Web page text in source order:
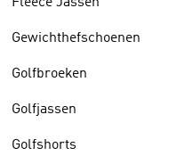
Gewichthefschoenen
Golfbroeken
Golfjassen
Golfshorts